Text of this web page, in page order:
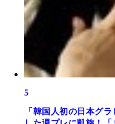
5
「韓国人初の日本グ